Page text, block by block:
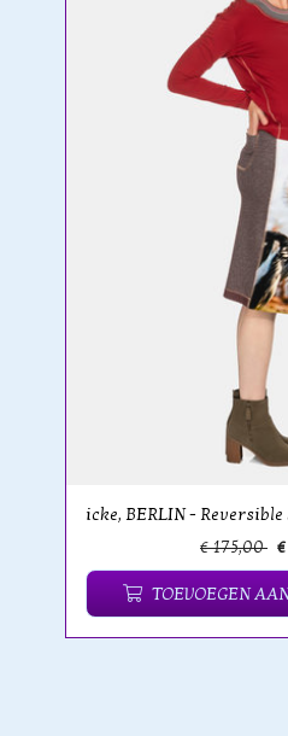
icke, BERLIN -
€ 175,00
TOEVOEGEN